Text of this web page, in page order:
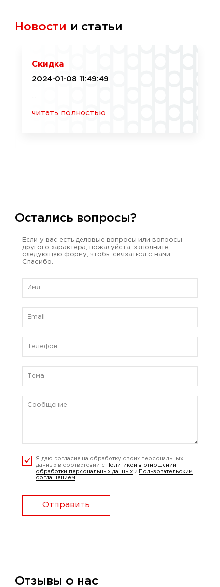
Новости и статьи
Скидка
2024-01-08 11:49:49
читать полностью
Остались вопросы?
Если у вас есть деловые вопросы или вопросы
другого характера, пожалуйста, заполните
следующую форму, чтобы связаться с нами.
Спасибо.
Я даю согласие на обработку своих персональных
данных в соответсвии с
Политикой в отношении
обработки персональных данных и
Пользовательским
соглашением
Отправить
Отзывы о нас